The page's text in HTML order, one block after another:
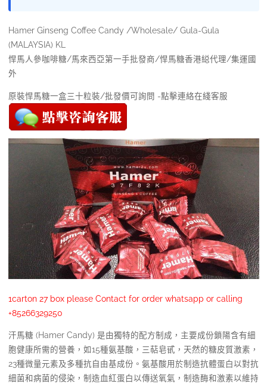
Hamer Ginseng Coffee Candy /Wholesale/ Gula-Gula
(MALAYSIA) KL
悍馬人參咖啡糖/馬來西亞第一手批發商/悍馬糖香港縂代理/集運國
外
原裝悍馬糖一盒三十粒裝/批發價可詢問 -點擊連絡在綫客服
1carton 27 box please Contact for order whatsapp or calling
+85266329250
汗馬糖 (Hamer Candy) 是由獨特的配方制成，主要成份鎖陽含有細
胞健康所需的營養，如15種氨基酸，三萜皂甙，天然的糖皮質激素，
23種微量元素及多種抗自由基成份。氨基酸用於制造抗體蛋白以對抗
細菌和病菌的侵染，制造血紅蛋白以傳送氧氣，制造酶和激素以維持